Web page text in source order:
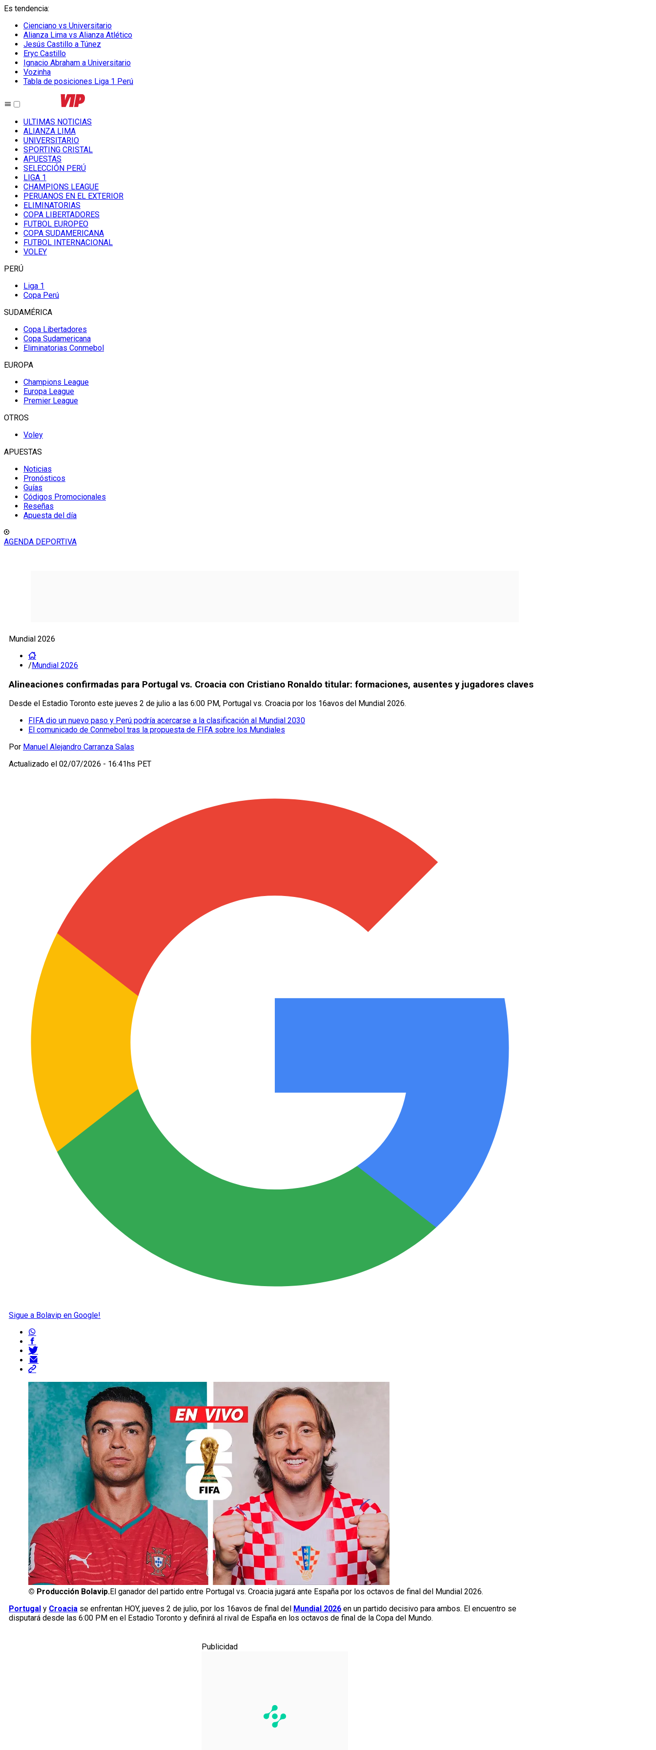
Es tendencia:
Cienciano vs Universitario
Alianza Lima vs Alianza Atlético
Jesús Castillo a Túnez
Eryc Castillo
Ignacio Abraham a Universitario
Vozinha
Tabla de posiciones Liga 1 Perú
ULTIMAS NOTICIAS
ALIANZA LIMA
UNIVERSITARIO
SPORTING CRISTAL
APUESTAS
SELECCIÓN PERÚ
LIGA 1
CHAMPIONS LEAGUE
PERUANOS EN EL EXTERIOR
ELIMINATORIAS
COPA LIBERTADORES
FUTBOL EUROPEO
COPA SUDAMERICANA
FUTBOL INTERNACIONAL
VOLEY
PERÚ
Liga 1
Copa Perú
SUDAMÉRICA
Copa Libertadores
Copa Sudamericana
Eliminatorias Conmebol
EUROPA
Champions League
Europa League
Premier League
OTROS
Voley
APUESTAS
Noticias
Pronósticos
Guías
Códigos Promocionales
Reseñas
Apuesta del día
AGENDA DEPORTIVA
Mundial 2026
/Mundial 2026
Alineaciones confirmadas para Portugal vs. Croacia con Cristiano Ronaldo titular: formaciones, ausentes y jugadores claves
Desde el Estadio Toronto este jueves 2 de julio a las 6:00 PM, Portugal vs. Croacia por los 16avos del Mundial 2026.
FIFA dio un nuevo paso y Perú podría acercarse a la clasificación al Mundial 2030
El comunicado de Conmebol tras la propuesta de FIFA sobre los Mundiales
Por Manuel Alejandro Carranza Salas
Actualizado el 02/07/2026 - 16:41hs PET
Sigue a Bolavip en Google!
© Producción Bolavip.El ganador del partido entre Portugal vs. Croacia jugará ante España por los octavos de final del Mundial 2026.
Portugal y Croacia se enfrentan HOY, jueves 2 de julio, por los 16avos de final del Mundial 2026 en un partido decisivo para ambos. El encuentro se
disputará desde las 6:00 PM en el Estadio Toronto y definirá al rival de España en los octavos de final de la Copa del Mundo.
Publicidad